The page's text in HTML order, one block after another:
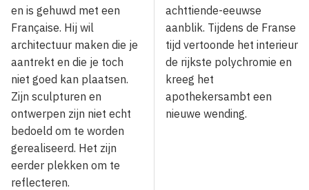
en is gehuwd met een
Française. Hij wil
architectuur maken die je
aantrekt en die je toch
niet goed kan plaatsen.
Zijn sculpturen en
ontwerpen zijn niet echt
bedoeld om te worden
gerealiseerd. Het zijn
eerder plekken om te
reflecteren.
achttiende-eeuwse
aanblik. Tijdens de Franse
tijd vertoonde het interieur
de rijkste polychromie en
kreeg het
apothekersambt een
nieuwe wending.